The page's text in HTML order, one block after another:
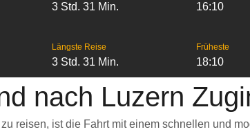
3 Std. 31 Min. 16:10
Längste Reise
3 Std. 31 Min.
Früheste
18:10
nach Luzern
reisen, ist die Fahrt mit einem schnellen und